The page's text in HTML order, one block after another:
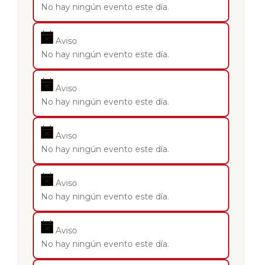
No hay ningún evento este día.
Aviso
No hay ningún evento este día.
Aviso
No hay ningún evento este día.
Aviso
No hay ningún evento este día.
Aviso
No hay ningún evento este día.
Aviso
No hay ningún evento este día.